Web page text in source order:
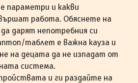
параметри и какви
работа. Обяснете на
дарят непотребния си
таблет е важна кауза и
на децата да не изпадат от
система.
и ги раздайте на